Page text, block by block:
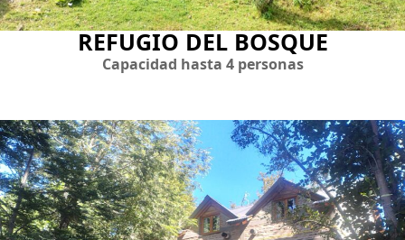
REFUGIO DEL BOSQUE
Capacidad hasta 4 personas